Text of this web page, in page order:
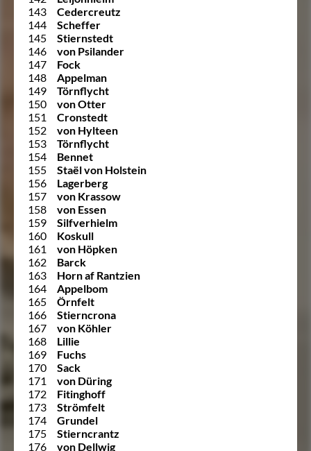
143
Cedercreutz
144
Scheffer
145
Stiernstedt
146
von Psilander
147
Fock
148
Appelman
149
Törnflycht
150
von Otter
151
Cronstedt
152
von Hylteen
153
Törnflycht
154
Bennet
155
Staël von Holstein
156
Lagerberg
157
von Krassow
158
von Essen
159
Silfverhielm
160
Koskull
161
von Höpken
162
Barck
163
Horn af Rantzien
164
Appelbom
165
Örnfelt
166
Stierncrona
167
von Köhler
168
Lillie
169
Fuchs
170
Sack
171
von Düring
172
Fitinghoff
173
Strömfelt
174
Grundel
175
Stierncrantz
176
von Dellwig